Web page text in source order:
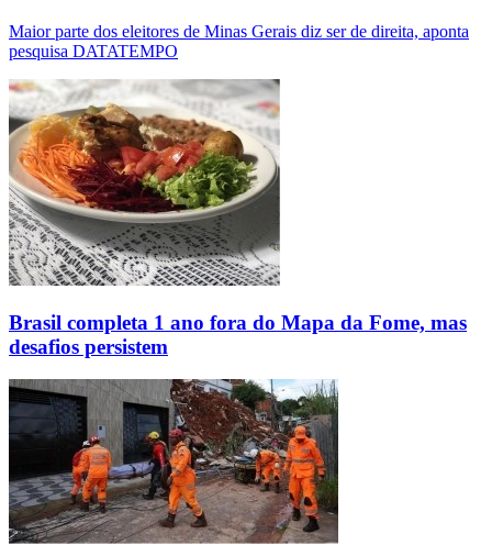
Maior parte dos eleitores de Minas Gerais diz ser de direita, aponta
pesquisa DATATEMPO
Brasil completa 1 ano fora do Mapa da Fome, mas
desafios persistem